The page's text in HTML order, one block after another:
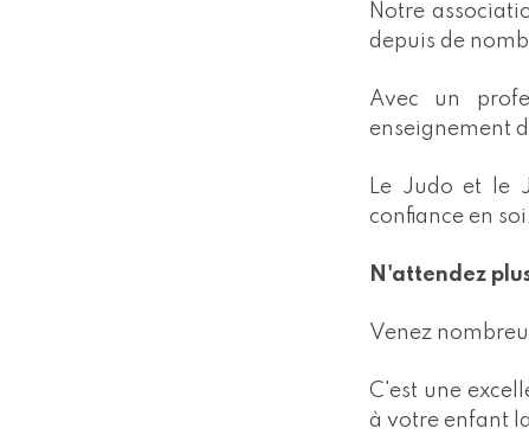
Notre
depuis de
Avec un
enseignement
Le Judo et le
confiance en
N'attendez
Venez
C'est une
à votre enfant